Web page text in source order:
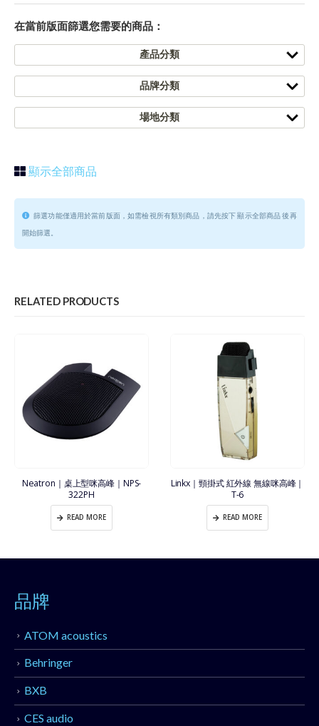
在當前版面篩選您需要的商品：
產品分類
品牌分類
場地分類
顯示全部商品
篩選功能僅適用於當前版面，如需檢視所有類別商品，請先按下 顯示全部商品 後再
開始篩選。
RELATED PRODUCTS
Neatron｜桌上型咪高峰｜NPS-
322PH
READ MORE
Linkx｜頸掛式 紅外線 無線咪高峰｜
T-6
READ MORE
品牌
ATOM acoustics
Behringer
BXB
CES audio